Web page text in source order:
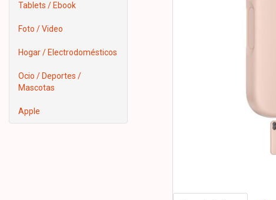
Tablets / Ebook
Foto / Video
Hogar / Electrodomésticos
Ocio / Deportes /
Mascotas
Apple